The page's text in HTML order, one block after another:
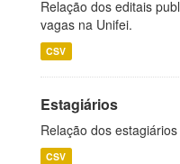
Relação dos editais
vagas na Unifei.
CSV
Estagiários
Relação dos
CSV